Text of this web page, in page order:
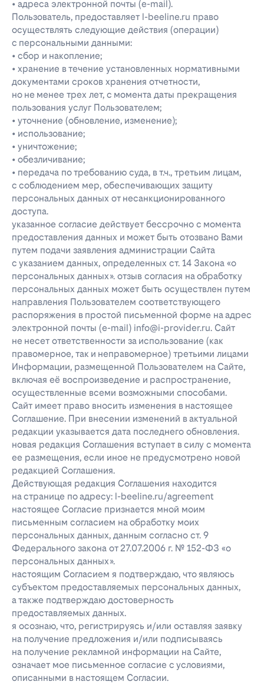
• адреса электронной почты (e-mail).
Пользователь, предоставляет l-beeline.ru право
осуществлять следующие действия (операции)
с персональными данными:
• сбор и накопление;
• хранение в течение установленных нормативными
документами сроков хранения отчетности,
но не менее трех лет, с момента даты прекращения
пользования услуг Пользователем;
• уточнение (обновление, изменение);
• использование;
• уничтожение;
• обезличивание;
• передача по требованию суда, в т.ч., третьим лицам,
с соблюдением мер, обеспечивающих защиту
персональных данных от несанкционированного
доступа.
указанное согласие действует бессрочно с момента
предоставления данных и может быть отозвано Вами
путем подачи заявления администрации Сайта
с указанием данных, определенных ст. 14 Закона «о
персональных данных». отзыв согласия на обработку
персональных данных может быть осуществлен путем
направления Пользователем соответствующего
распоряжения в простой письменной форме на адрес
электронной почты (e-mail) info@i-provider.ru. Сайт
не несет ответственности за использование (как
правомерное, так и неправомерное) третьими лицами
Информации, размещенной Пользователем на Сайте,
включая её воспроизведение и распространение,
осуществленные всеми возможными способами.
Сайт имеет право вносить изменения в настоящее
Соглашение. При внесении изменений в актуальной
редакции указывается дата последнего обновления.
новая редакция Соглашения вступает в силу с момента
ее размещения, если иное не предусмотрено новой
редакцией Соглашения.
Действующая редакция Соглашения находится
на странице по адресу: l-beeline.ru/agreement
настоящее Согласие признается мной моим
письменным согласием на обработку моих
персональных данных, данным согласно ст. 9
Федерального закона от 27.07.2006 г. № 152-ФЗ «о
персональных данных».
настоящим Согласием я подтверждаю, что являюсь
субъектом предоставляемых персональных данных,
а также подтверждаю достоверность
предоставляемых данных.
я осознаю, что, регистрируясь и/или оставляя заявку
на получение предложения и/или подписываясь
на получение рекламной информации на Сайте,
означает мое письменное согласие с условиями,
описанными в настоящем Согласии.